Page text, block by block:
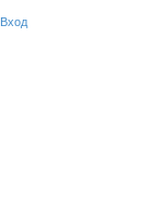
Вход